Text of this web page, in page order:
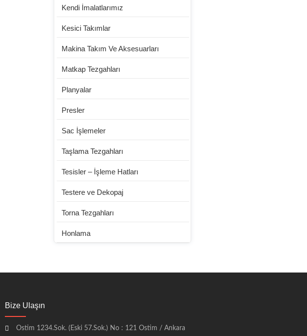
Kendi İmalatlarımız
Kesici Takımlar
Makina Takım Ve Aksesuarları
Matkap Tezgahları
Planyalar
Presler
Sac İşlemeler
Taşlama Tezgahları
Tesisler – İşleme Hatları
Testere ve Dekopaj
Torna Tezgahları
Honlama
Bize Ulaşın
Ostim 1234.Sok. (Eski 57.Sok.) No : 121 Ostim / Ankara